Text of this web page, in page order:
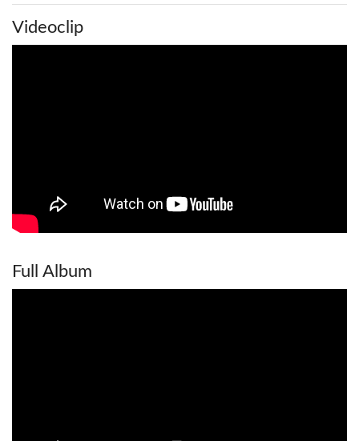
Videoclip
Full Album